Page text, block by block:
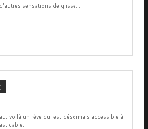
sensations de glisse...
voilà un rêve qui est désormais accessible à